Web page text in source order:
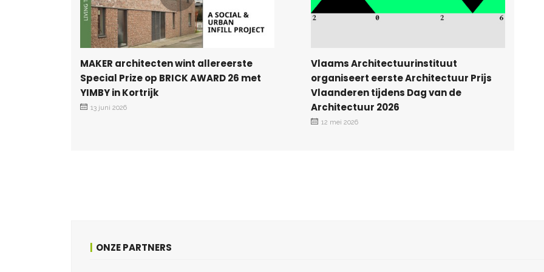
MAKER architecten wint allereerste
Special Prize op BRICK AWARD 26 met
YIMBY in Kortrijk
13 juni 2026
Vlaams Architectuurinstituut
organiseert eerste Architectuur Prijs
Vlaanderen tijdens Dag van de
Architectuur 2026
12 mei 2026
ONZE PARTNERS